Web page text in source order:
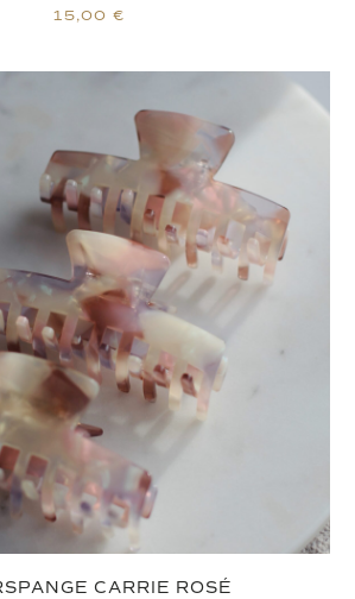
15,00 €
CARRIE ROSÉ